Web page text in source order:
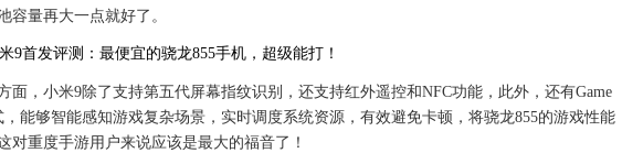
容量再大一点就好了。
面，小米9除了支持第五代屏幕指纹识别，还支持红外遥控和NFC功能，此外，还有Game
，能够智能感知游戏复杂场景，实时调度系统资源，有效避免卡顿，将骁龙855的游戏性能
对重度手游用户来说应该是最大的福音了！